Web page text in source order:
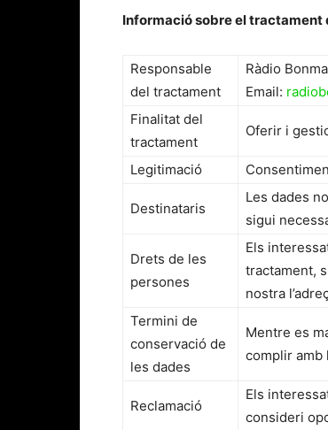
Informació sobre el tractament
Responsable
del tractament
Ràdio
Email:
Finalitat del
tractament
Oferir i
Legitimació
Destinataris
Les dades
sigui
Drets de les
persones
Els
tractament,
nostra
Termini de
conservació de
les dades
Mentre es
complir amb
Reclamació
Els
consideri